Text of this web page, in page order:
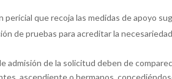
pericial que recoja las medidas de apoyo
de pruebas para acreditar la
admisión de la solicitud deben de
ascendiente o hermanos,